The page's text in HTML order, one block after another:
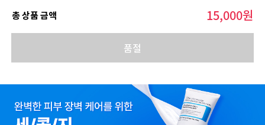
총 상품 금액 15,000원
품절